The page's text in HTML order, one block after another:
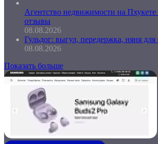
Агентство недвижимости на
отзывы
08.08.2026
Гульдог: выгул, передержка, няня
08.08.2026
Показать больше